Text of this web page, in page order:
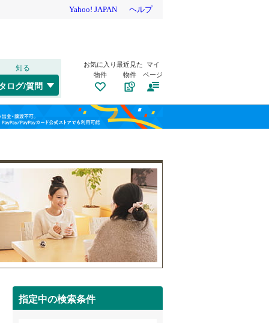
知る
ログ/質問
お気に入り
物件
最近見た
物件
マイ
ページ
指定中の検索条件
歌山
橋本市(0)
田辺市(0)
伊都郡九度山町(0)
有田郡広川町
)
日高郡日高町(0)
日高郡みなべ町(0)
西牟婁郡上富田町(0)
東牟婁郡太地町(0)
東牟婁郡串本町(0)
和歌山線(0
南海高野線(0)
(0) (0) (0)
トイレ２か所（0）
太陽光発電システム（0）
南道路（0）